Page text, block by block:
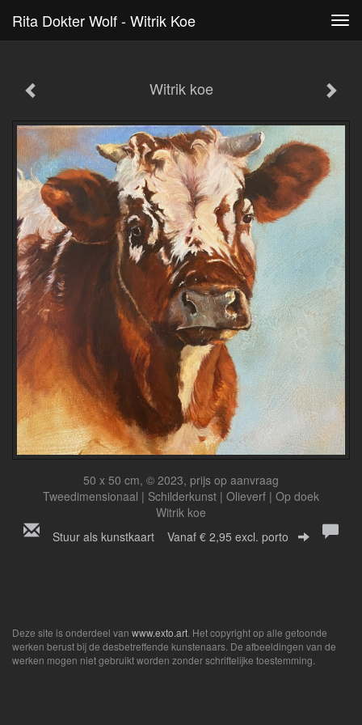
Rita Dokter Wolf - Witrik Koe
Witrik koe
50 x 50 cm, © 2023, prijs op aanvraag
Tweedimensionaal | Schilderkunst | Olieverf | Op doek
Witrik koe
Stuur als kunstkaart Vanaf € 2,95 excl. porto
Deze site is onderdeel van www.exto.art . Het copyright op alle getoonde
werken berust bij de desbetreffende kunstenaars. De afbeeldingen van de
werken mogen niet gebruikt worden zonder schriftelijke toestemming.